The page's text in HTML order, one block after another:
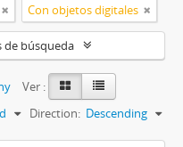
Con objetos digitales
de búsqueda
Ver :
Direction: Descending